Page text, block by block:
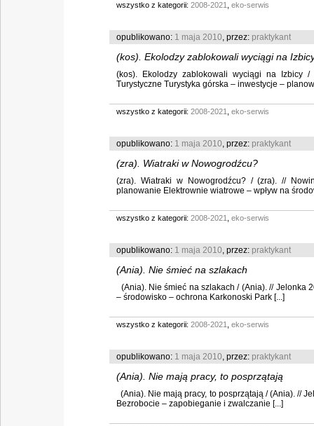
wszystko z kategorii: 2008-2021 eko-serwis
opublikowano: 1 maja 2010, przez: praktykant
(kos). Ekolodzy zablokowali wyciągi na
(kos). Ekolodzy zablokowali wyciągi na Izbicy
Turystyczne Turystyka górska – inwestycje –
wszystko z kategorii: 2008-2021 eko-serwis
opublikowano: 1 maja 2010, przez: praktykant
(zra). Wiatraki w Nowogrodźcu?
(zra). Wiatraki w Nowogrodźcu? / (zra). //
planowanie Elektrownie wiatrowe – wpływ na
wszystko z kategorii: 2008-2021 eko-serwis
opublikowano: 1 maja 2010, przez: praktykant
(Ania). Nie śmieć na szlakach
(Ania). Nie śmieć na szlakach / (Ania). // Jelonka
– środowisko – ochrona Karkonoski Park [...]
wszystko z kategorii: 2008-2021 eko-serwis
opublikowano: 1 maja 2010, przez: praktykant
(Ania). Nie mają pracy, to posprzątają
(Ania). Nie mają pracy, to posprzątają / (Ania). //
Bezrobocie – zapobieganie i zwalczanie [...]